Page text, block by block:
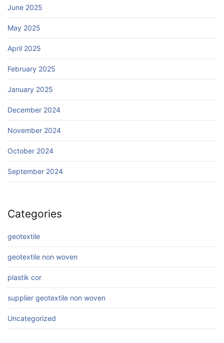
June 2025
May 2025
April 2025
February 2025
January 2025
December 2024
November 2024
October 2024
September 2024
Categories
geotextile
geotextile non woven
plastik cor
supplier geotextile non woven
Uncategorized